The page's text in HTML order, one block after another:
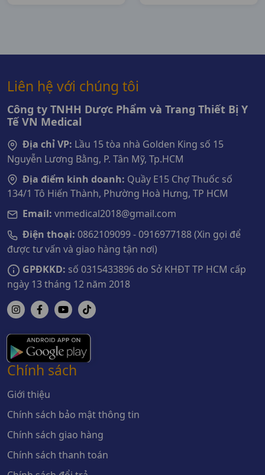
Liên hệ với chúng tôi
Công ty TNHH Dược Phẩm và Trang Thiết Bị Y
Tế VN Medical
Địa chỉ VP: Lầu 15 tòa nhà Golden King số 15
Nguyễn Lương Bằng, P. Tân Mỹ, Tp.HCM
Địa điểm kinh doanh: Quầy E15 Chợ Thuốc số
134/1 Tô Hiến Thành, Phường Hoà Hưng, TP HCM
Email: vnmedical2018@gmail.com
Điện thoại: 0862109099 - 0916977188 (Xin gọi để
được tư vấn và giao hàng tận nơi)
GPĐKKD: số 0315433896 do Sở KHĐT TP HCM cấp
ngày 13 tháng 12 năm 2018
Chính sách
Giới thiệu
Chính sách bảo mật thông tin
Chính sách giao hàng
Chính sách thanh toán